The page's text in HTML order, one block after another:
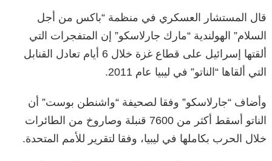
قال المستشار العسكري في منظمة “باكس من أجل
السلام” الهولندية “مارك جارلاسكو” إن المتفجرات التي
ألقتها إسرائيل على قطاع غزة خلال 6 أيام تعادل القنابل
التي ألقاها “الناتو” في ليبيا عام 2011.
وأضاف “جارلاسكو” وفقا لصحيفة “واشنطن بوست” أن
الناتو أسقط أكثر من 7600 قنبلة وصاروخ من الطائرات
خلال الحرب بكاملها في ليبيا، وفقا لتقرير للأمم المتحدة.